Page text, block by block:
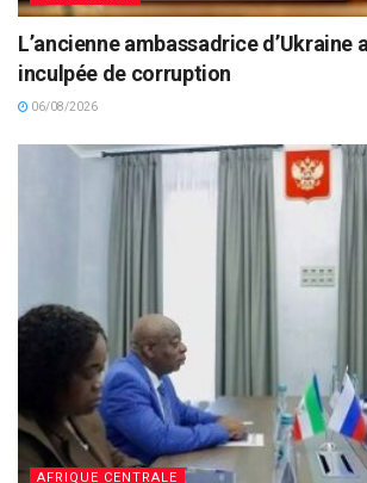
L’ancienne ambassadrice d’Ukraine
inculpée de corruption
06/08/2026
AFRIQUE CENTRALE